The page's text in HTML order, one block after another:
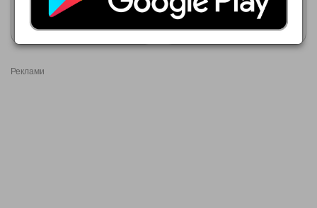
Покажи брошурата Покажи брошурата
Реклами